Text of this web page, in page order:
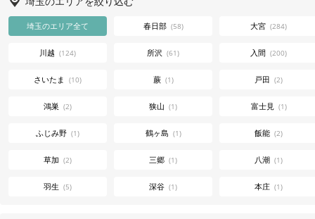
埼玉のエリア全て 春日部 (58) 大宮 (284)
川越 (124) 所沢 (61) 入間 (200)
さいたま (10) 蕨 (1) 戸田 (2)
鴻巣 (2) 狭山 (1) 富士見 (1)
ふじみ野 (1) 鶴ヶ島 (1) 飯能 (2)
草加 (2) 三郷 (1) 八潮 (1)
羽生 (5) 深谷 (1) 本庄 (1)